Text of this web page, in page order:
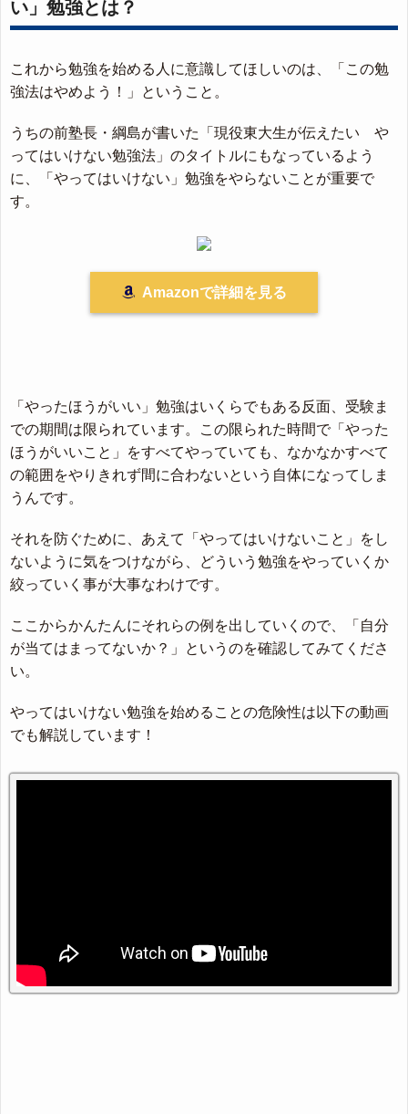
い」勉強とは？
これから勉強を始める人に意識してほしいのは、「この勉
強法はやめよう！」ということ。
うちの前塾長・綱島が書いた「現役東大生が伝えたい や
ってはいけない勉強法」のタイトルにもなっているよう
に、「やってはいけない」勉強をやらないことが重要で
す。
Amazonで詳細を見る
「やったほうがいい」勉強はいくらでもある反面、受験ま
での期間は限られています。この限られた時間で「やった
ほうがいいこと」をすべてやっていても、なかなかすべて
の範囲をやりきれず間に合わないという自体になってしま
うんです。
それを防ぐために、あえて「やってはいけないこと」をし
ないように気をつけながら、どういう勉強をやっていくか
絞っていく事が大事なわけです。
ここからかんたんにそれらの例を出していくので、「自分
が当てはまってないか？」というのを確認してみてくださ
い。
やってはいけない勉強を始めることの危険性は以下の動画
でも解説しています！